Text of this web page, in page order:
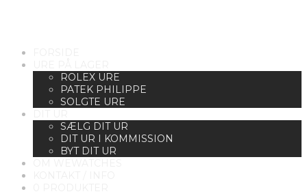
ROLEX URE
PATEK PHILIPPE
SOLGTE URE
SÆLG DIT UR
DIT UR I KOMMISSION
BYT DIT UR